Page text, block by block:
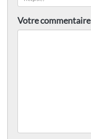
Votre commentaire